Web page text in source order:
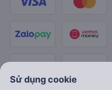
Sử dụng cookie